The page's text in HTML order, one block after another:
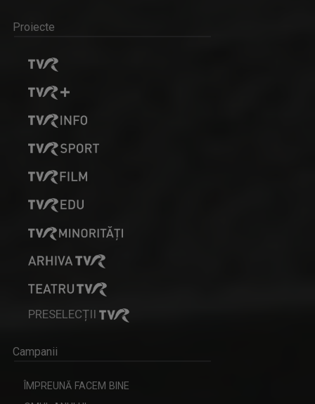
Proiecte
PRESELECȚII
Campanii
ÎMPREUNĂ FACEM BINE